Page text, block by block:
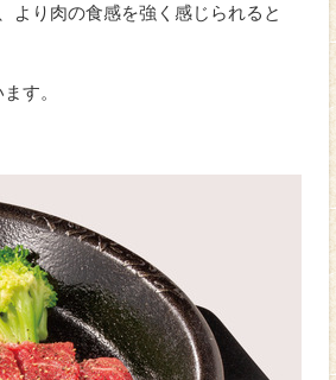
より肉の食感を強く感じられると
す。